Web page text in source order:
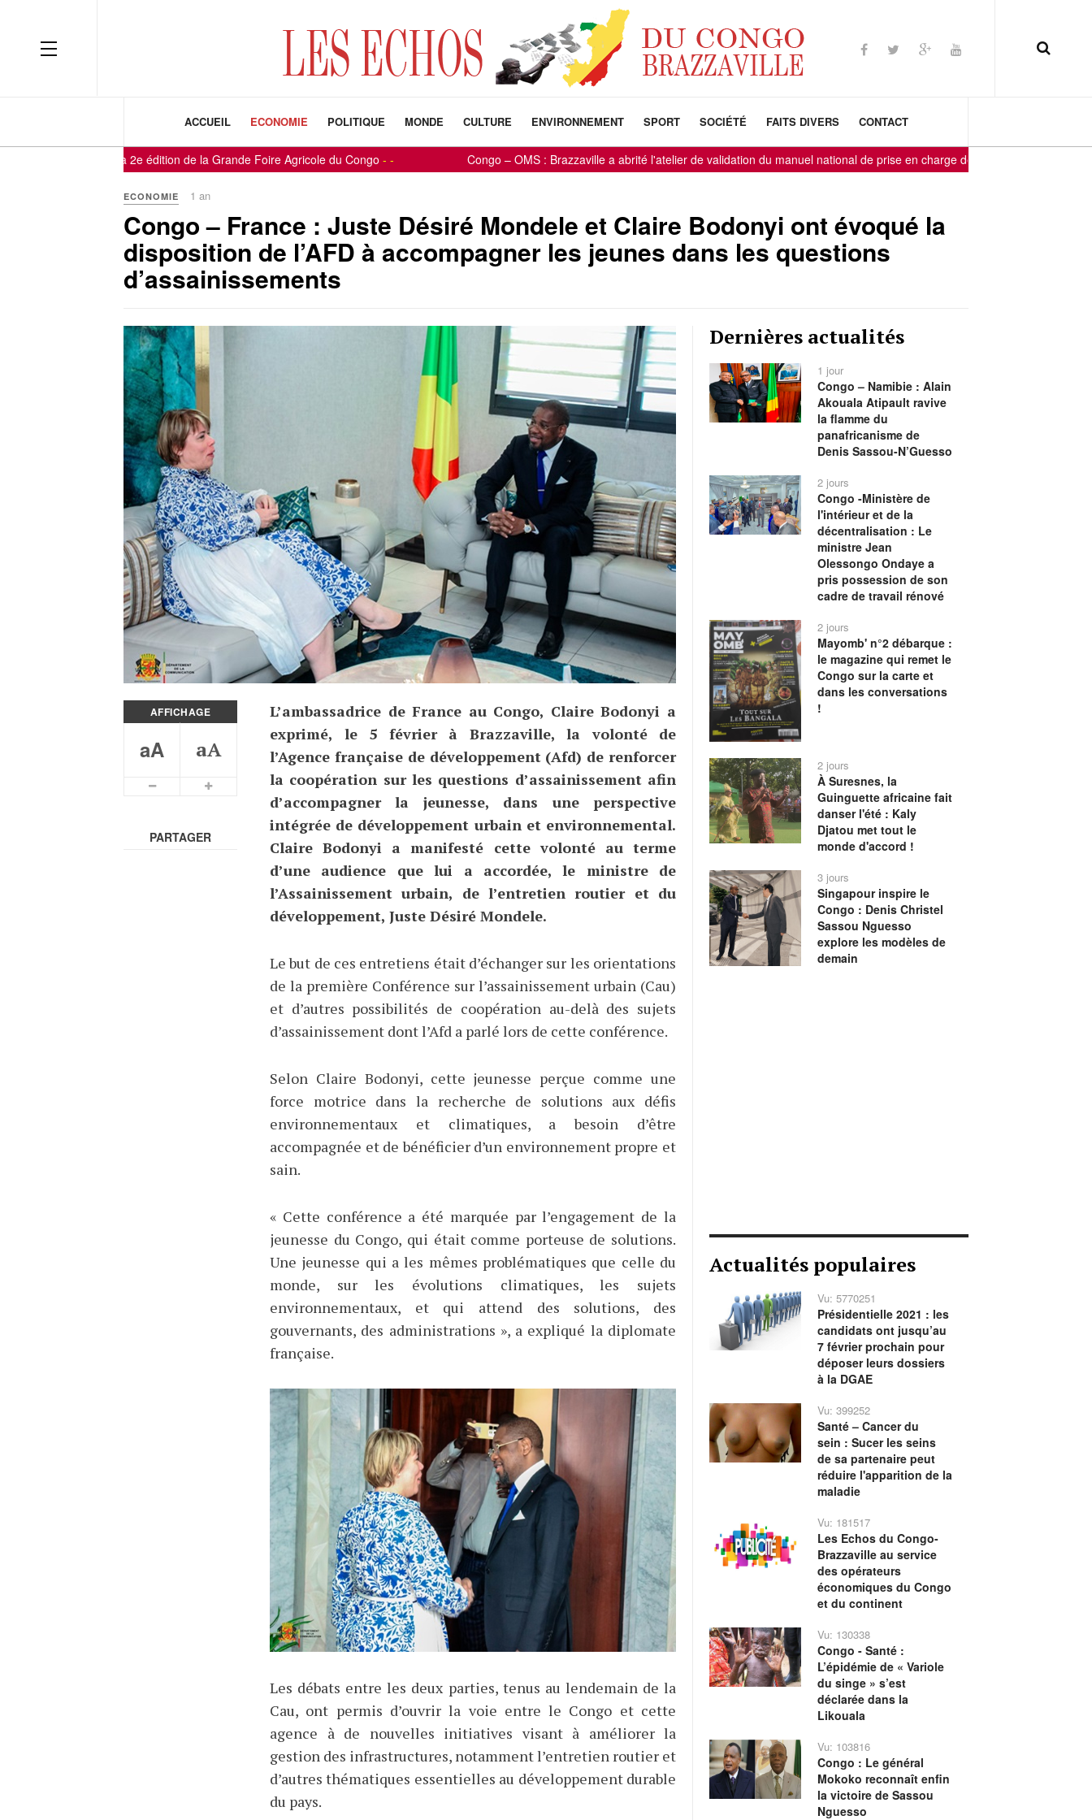
ACCUEIL ECONOMIE POLITIQUE MONDE CULTURE ENVIRONNEMENT SPORT SOCIÉTÉ FAITS DIVERS CONTACT
lancement de la 2e édition de la Grande Foire Agricole du Congo -- Congo – OMS : Brazzaville a abrité l'atelier de validation du manuel national de prise en charge des maladies mentales
ECONOMIE 1 an
Congo – France : Juste Désiré Mondele et Claire Bodonyi ont évoqué la
disposition de l’AFD à accompagner les jeunes dans les questions
d’assainissements
AFFICHAGE
aA aA
PARTAGER
L’ambassadrice de France au Congo, Claire Bodonyi a
exprimé, le 5 février à Brazzaville, la volonté de
l’Agence française de développement (Afd) de renforcer
la coopération sur les questions d’assainissement afin
d’accompagner la jeunesse, dans une perspective
intégrée de développement urbain et environnemental.
Claire Bodonyi a manifesté cette volonté au terme
d’une audience que lui a accordée, le ministre de
l’Assainissement urbain, de l’entretien routier et du
développement, Juste Désiré Mondele.
Le but de ces entretiens était d’échanger sur les orientations
de la première Conférence sur l’assainissement urbain (Cau)
et d’autres possibilités de coopération au-delà des sujets
d’assainissement dont l’Afd a parlé lors de cette conférence.
Selon Claire Bodonyi, cette jeunesse perçue comme une
force motrice dans la recherche de solutions aux défis
environnementaux et climatiques, a besoin d’être
accompagnée et de bénéficier d’un environnement propre et
sain.
« Cette conférence a été marquée par l’engagement de la
jeunesse du Congo, qui était comme porteuse de solutions.
Une jeunesse qui a les mêmes problématiques que celle du
monde, sur les évolutions climatiques, les sujets
environnementaux, et qui attend des solutions, des
gouvernants, des administrations », a expliqué la diplomate
française.
Les débats entre les deux parties, tenus au lendemain de la
Cau, ont permis d’ouvrir la voie entre le Congo et cette
agence à de nouvelles initiatives visant à améliorer la
gestion des infrastructures, notamment l’entretien routier et
d’autres thématiques essentielles au développement durable
du pays.
Dernières actualités
1 jour
Congo – Namibie : Alain
Akouala Atipault ravive
la flamme du
panafricanisme de
Denis Sassou-N’Guesso
2 jours
Congo -Ministère de
l'intérieur et de la
décentralisation : Le
ministre Jean
Olessongo Ondaye a
pris possession de son
cadre de travail rénové
2 jours
Mayomb' n°2 débarque :
le magazine qui remet le
Congo sur la carte et
dans les conversations
!
2 jours
À Suresnes, la
Guinguette africaine fait
danser l'été : Kaly
Djatou met tout le
monde d'accord !
3 jours
Singapour inspire le
Congo : Denis Christel
Sassou Nguesso
explore les modèles de
demain
Actualités populaires
Vu: 5770251
Présidentielle 2021 : les
candidats ont jusqu’au
7 février prochain pour
déposer leurs dossiers
à la DGAE
Vu: 399252
Santé – Cancer du
sein : Sucer les seins
de sa partenaire peut
réduire l'apparition de la
maladie
Vu: 181517
Les Echos du Congo-
Brazzaville au service
des opérateurs
économiques du Congo
et du continent
Vu: 130338
Congo - Santé :
L’épidémie de « Variole
du singe » s’est
déclarée dans la
Likouala
Vu: 103816
Congo : Le général
Mokoko reconnaît enfin
la victoire de Sassou
Nguesso